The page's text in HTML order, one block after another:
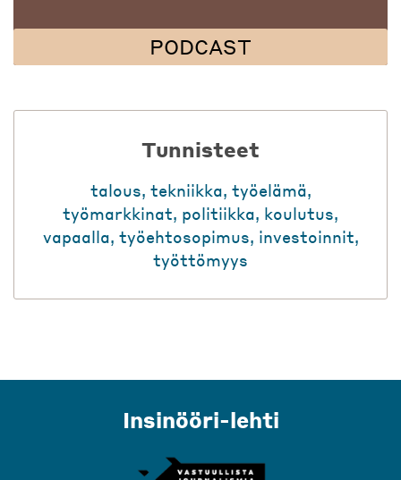
PODCAST
Tunnisteet
talous, tekniikka, työelämä,
työmarkkinat, politiikka, koulutus,
vapaalla, työehtosopimus, investoinnit,
työttömyys
Insinööri-lehti